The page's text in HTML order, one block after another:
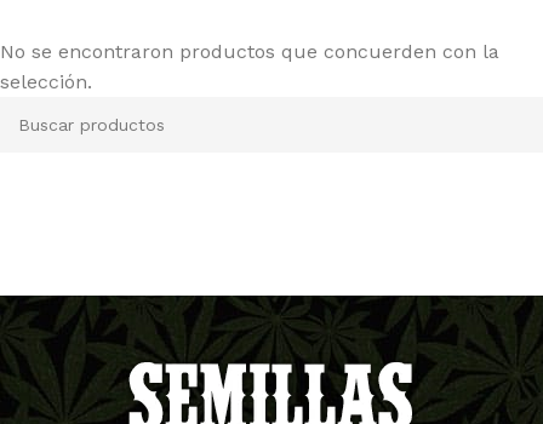
No se encontraron productos que concuerden con la
selección.